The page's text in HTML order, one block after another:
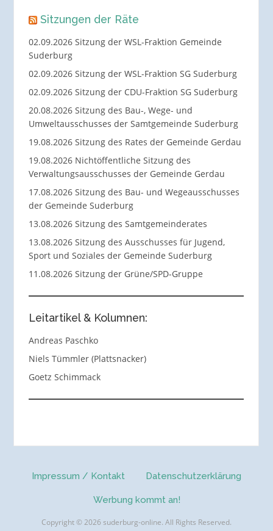
Sitzungen der Räte
02.09.2026 Sitzung der WSL-Fraktion Gemeinde
Suderburg
02.09.2026 Sitzung der WSL-Fraktion SG Suderburg
02.09.2026 Sitzung der CDU-Fraktion SG Suderburg
20.08.2026 Sitzung des Bau-, Wege- und
Umweltausschusses der Samtgemeinde Suderburg
19.08.2026 Sitzung des Rates der Gemeinde Gerdau
19.08.2026 Nichtöffentliche Sitzung des
Verwaltungsausschusses der Gemeinde Gerdau
17.08.2026 Sitzung des Bau- und Wegeausschusses
der Gemeinde Suderburg
13.08.2026 Sitzung des Samtgemeinderates
13.08.2026 Sitzung des Ausschusses für Jugend,
Sport und Soziales der Gemeinde Suderburg
11.08.2026 Sitzung der Grüne/SPD-Gruppe
Leitartikel & Kolumnen:
Andreas Paschko
Niels Tümmler (Plattsnacker)
Goetz Schimmack
Impressum / Kontakt Datenschutzerklärung
Werbung kommt an!
Copyright © 2026 suderburg-online. All Rights Reserved.